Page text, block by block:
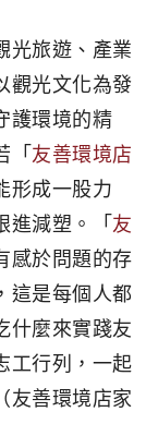
光旅遊、產業
觀光文化為發
護環境的精
「 友善環境店
形成一股力
進減塑。「 友
感於問題的存
這是每個人都
什麼來實踐友
工行列，一起
友善環境店家